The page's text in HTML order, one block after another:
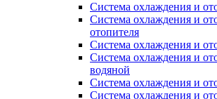
Система охлаждения и
Система охлаждения и
отопителя
Система охлаждения и
Система охлаждения и
водяной
Система охлаждения и
Система охлаждения и